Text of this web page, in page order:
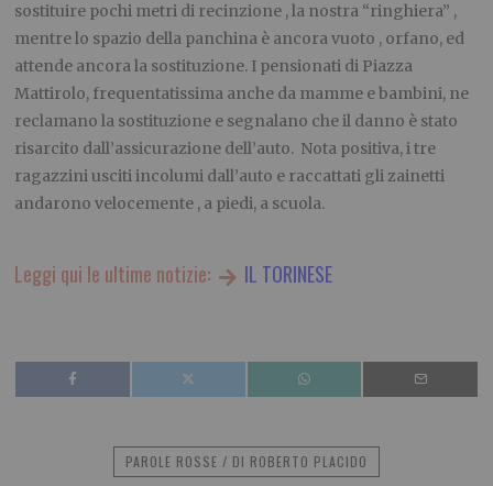
sostituire pochi metri di recinzione , la nostra “ringhiera” ,
mentre lo spazio della panchina è ancora vuoto , orfano, ed
attende ancora la sostituzione. I pensionati di Piazza
Mattirolo, frequentatissima anche da mamme e bambini, ne
reclamano la sostituzione e segnalano che il danno è stato
risarcito dall’assicurazione dell’auto. Nota positiva, i tre
ragazzini usciti incolumi dall’auto e raccattati gli zainetti
andarono velocemente , a piedi, a scuola.
Leggi qui le ultime notizie: IL TORINESE
PAROLE ROSSE / DI ROBERTO PLACIDO